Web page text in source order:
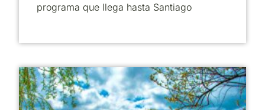
programa que llega hasta Santiago